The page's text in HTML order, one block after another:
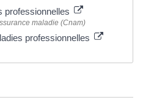
professionnelles
maladie (Cnam)
professionnelles